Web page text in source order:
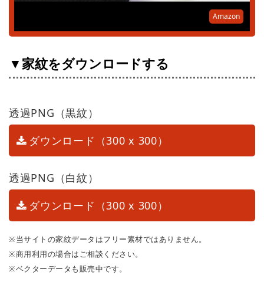
Amazon
▼家紋をダウンロードする
透過PNG（黒紋）
ダウンロード（300 x 300）
透過PNG（白紋）
ダウンロード（300 x 300）
※当サイトの家紋データはフリー素材ではありません。
※商用利用の場合はご相談ください。
※ベクターデータも販売中です。